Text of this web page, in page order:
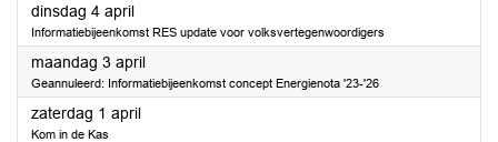
dinsdag 4 april2023
Informatiebijeenkomst RES update voor volksvertegenwoordigers
maandag 3 april2023
Geannuleerd: Informatiebijeenkomst concept Energienota '23-'26
zaterdag 1 april2023
Kom in de Kas